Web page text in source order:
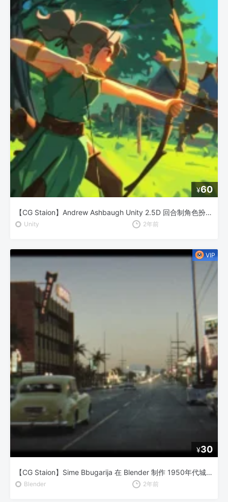
¥60
【CG Staion】Andrew Ashbaugh Unity 2.5D 回合制角色扮演游戏开发
Unity 2年前
¥30
【CG Staion】Sime Bbugarija 在 Blender 制作 1950年代城市与汽车动画
Blender 2年前